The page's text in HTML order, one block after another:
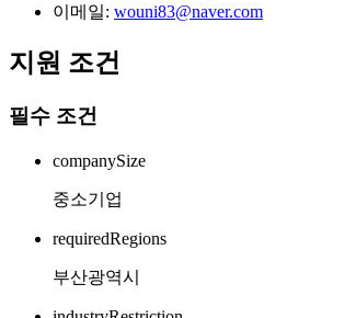
이메일: wouni83@naver.com
지원 조건
필수 조건
companySize
중소기업
requiredRegions
부산광역시